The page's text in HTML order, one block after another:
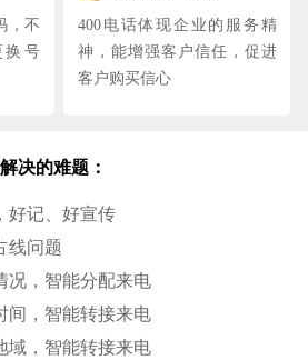
，不
换号
400电话体现企业的服务精
神，能增强客户信任，促进
客户购买信心
决的难题：
好记、好宣传
线问题
况，智能分配来电
间，智能转接来电
域，智能转接来电